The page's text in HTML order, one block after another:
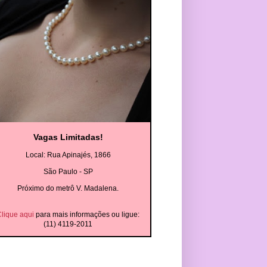
Vagas Limitadas!
Local: Rua Apinajés, 1866
São Paulo - SP
Próximo do metrô V. Madalena.
aqui para mais informações ou ligue:
(11) 4119-2011